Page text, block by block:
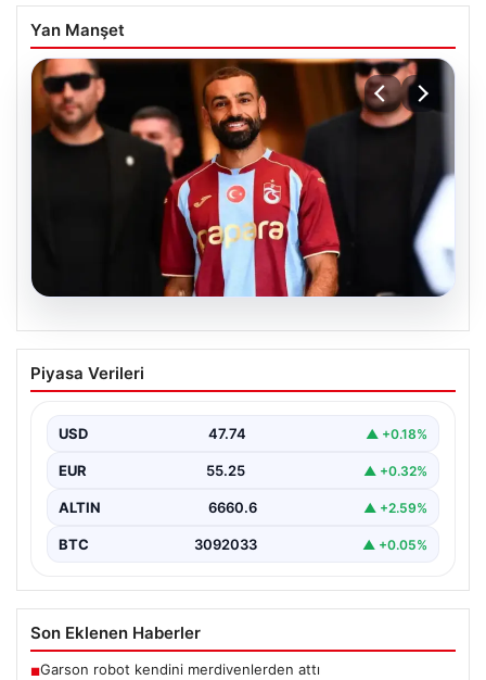
Yan Manşet
07.08.2026
Trabzonspor’da Salah Sürprizi: Göztepe
Maçı Kadrosu Netleşti
sahaya çıkacak oyuncuları açıkladı. Bu önemli mücadele,
uzun…
Piyasa Verileri
USD 47.74 ▲ +0.18%
EUR 55.25 ▲ +0.32%
ALTIN 6660.6 ▲ +2.59%
BTC 3092033 ▲ +0.05%
Son Eklenen Haberler
■Garson robot kendini merdivenlerden attı